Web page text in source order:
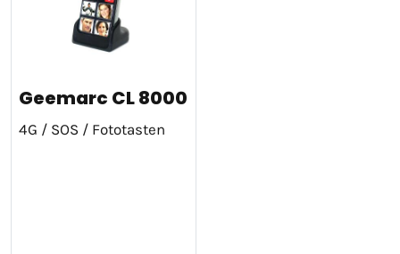
Geemarc CL 8000
4G / SOS / Fototasten